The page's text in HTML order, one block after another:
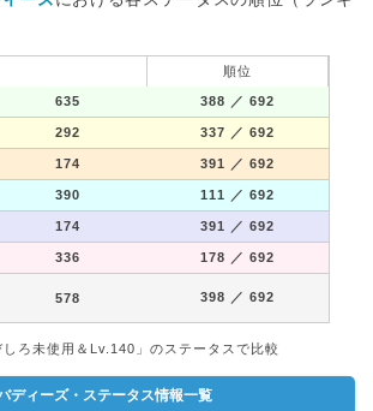
順位
635 388 ／ 692
292 337 ／ 692
174 391 ／ 692
390 111 ／ 692
174 391 ／ 692
336 178 ／ 692
578 398 ／ 692
ろ未使用＆Lv.140」のステータスで比較
ディーズ・ステータス情報一覧